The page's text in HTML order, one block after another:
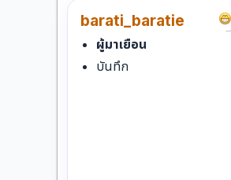
barati_baratie
ผู้มาเยือน
บันทึก